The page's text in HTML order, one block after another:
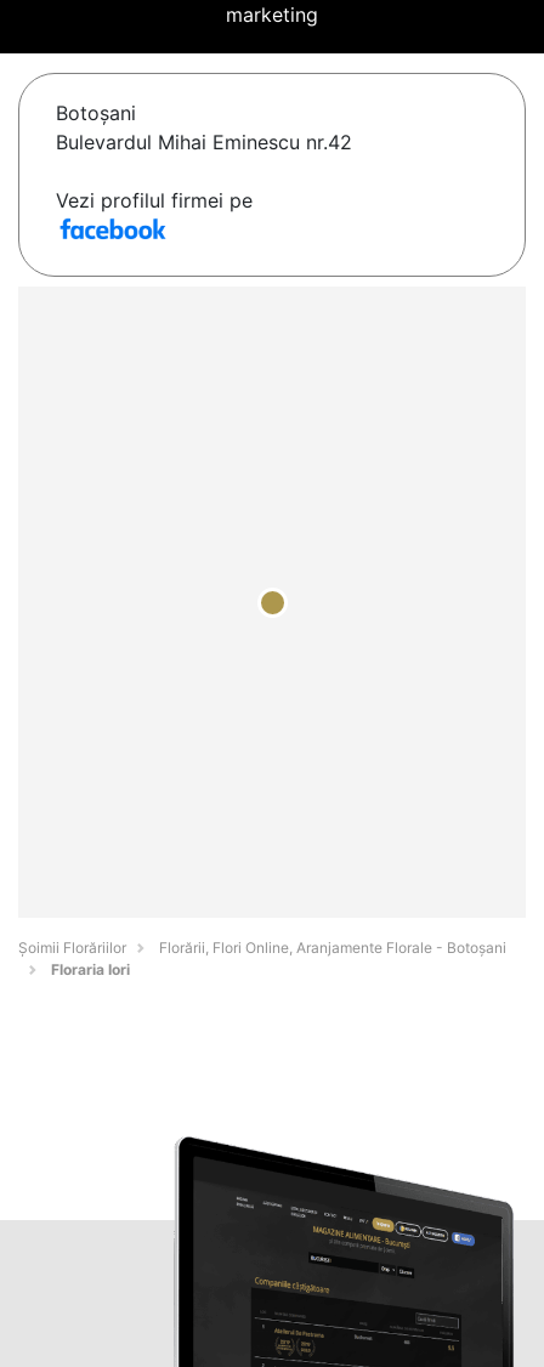
marketing
Botoşani
Bulevardul Mihai Eminescu nr.42
Vezi profilul firmei pe
Șoimii Florăriilor
Florării, Flori Online, Aranjamente Florale - Botoşani
Floraria Iori